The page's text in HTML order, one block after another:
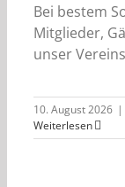
Bei bestem
Mitglieder,
unser
10. August 2026 |
Weiterlesen